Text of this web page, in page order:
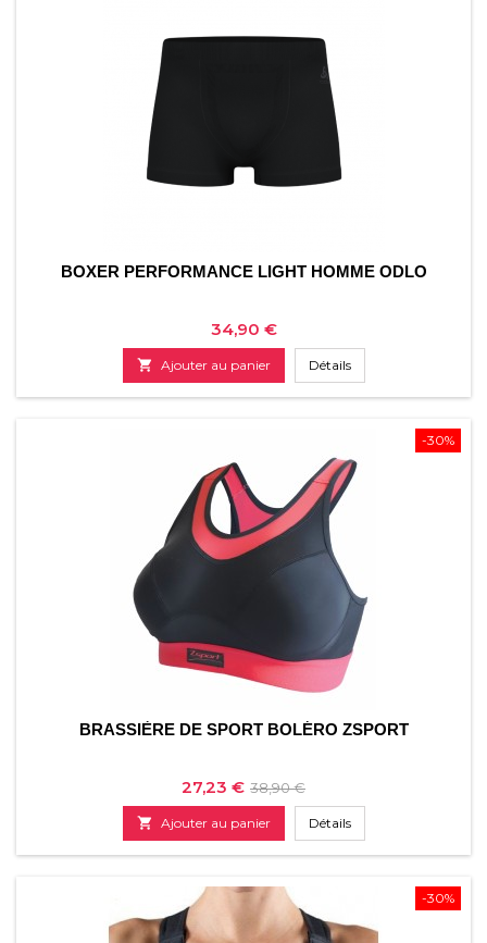
BOXER PERFORMANCE LIGHT HOMME ODLO
Prix
34,90 €
 Ajouter au panier Détails
-30%
BRASSIÈRE DE SPORT BOLÉRO ZSPORT
Prix
27,23 € Prix
de
base
38,90 €
 Ajouter au panier Détails
-30%